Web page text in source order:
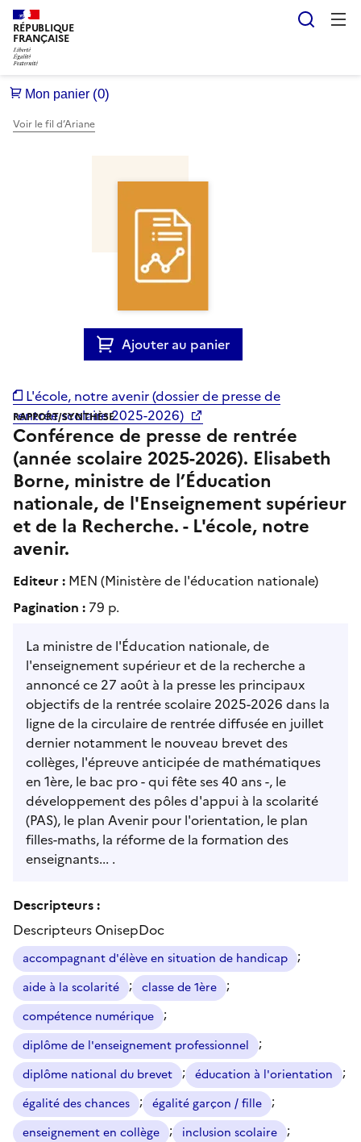
RÉPUBLIQUE
FRANÇAISE
Voir le fil d’Ariane
Ajouter au panier
L'école, notre avenir (dossier de presse de
rentrée scolaire 2025-2026)
RAPPORT/SYNTHÈSE
Conférence de presse de rentrée
(année scolaire 2025-2026). Elisabeth
Borne, ministre de l’Éducation
nationale, de l'Enseignement supérieur
et de la Recherche. - L'école, notre
avenir.
Editeur : MEN (Ministère de l'éducation nationale)
Pagination : 79 p.
La ministre de l'Éducation nationale, de
l'enseignement supérieur et de la recherche a
annoncé ce 27 août à la presse les principaux
objectifs de la rentrée scolaire 2025-2026 dans la
ligne de la circulaire de rentrée diffusée en juillet
dernier notamment le nouveau brevet des
collèges, l'épreuve anticipée de mathématiques
en 1ère, le bac pro - qui fête ses 40 ans -, le
développement des pôles d'appui à la scolarité
(PAS), le plan Avenir pour l'orientation, le plan
filles-maths, la réforme de la formation des
enseignants... .
Descripteurs :
Descripteurs OnisepDoc
accompagnant d'élève en situation de handicap ;
aide à la scolarité ; classe de 1ère ;
compétence numérique ;
diplôme de l'enseignement professionnel ;
diplôme national du brevet ; éducation à l'orientation ;
égalité des chances ; égalité garçon / fille ;
enseignement en collège ; inclusion scolaire ;